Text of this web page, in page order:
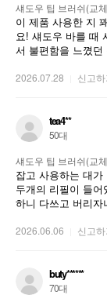
섀도우 팁 브러쉬(교
이 제품 사용한 지
요! 섀도우 바를 때
서 불편함을 느꼈
2026.07.28 신고하
tea4**
50대
섀도우 팁 브러쉬(교
잡고 사용하는 대가 길으니 확실히 편하고 잘 발라지네요,
두개의 리필이 들어있
하니 다쓰고 버리
2026.06.06 신고하
buty******
70대